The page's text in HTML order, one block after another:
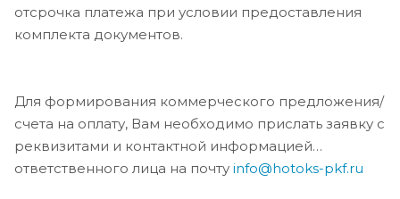
отсрочка платежа при условии предоставления
комплекта документов.
Для формирования коммерческого предложения/
счета на оплату, Вам необходимо прислать заявку с
реквизитами и контактной информацией
ответственного лица на почту info@hotoks-pkf.ru